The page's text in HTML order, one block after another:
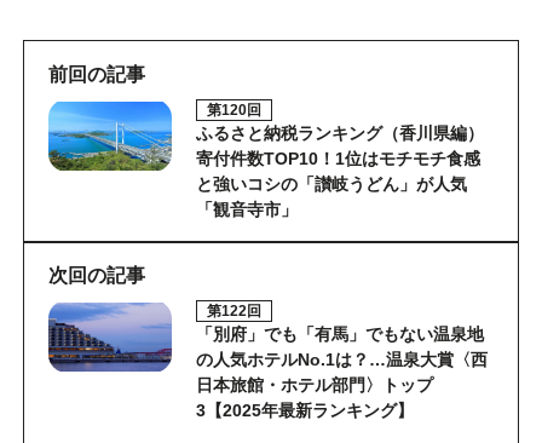
前回の記事
第120回
ふるさと納税ランキング（香川県編）
寄付件数TOP10！1位はモチモチ食感
と強いコシの「讃岐うどん」が人気
「観音寺市」
次回の記事
第122回
「別府」でも「有馬」でもない温泉地
の人気ホテルNo.1は？…温泉大賞〈西
日本旅館・ホテル部門〉トップ
3【2025年最新ランキング】